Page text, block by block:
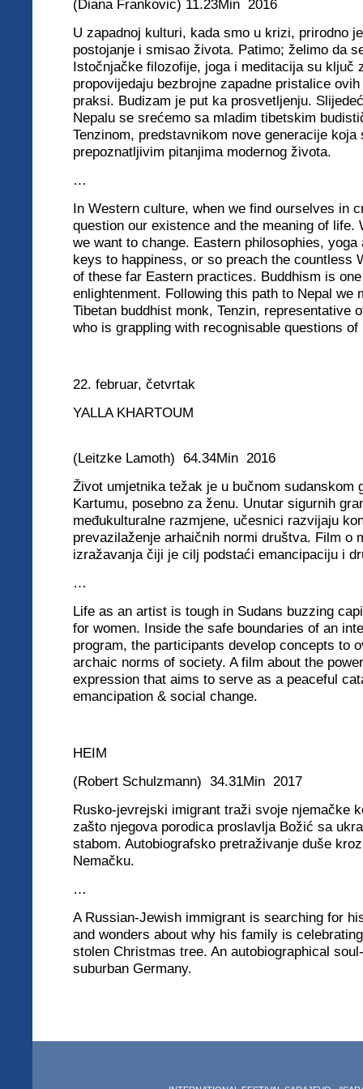
(Diana Frankovic) 11.23Min 2016
U zapadnoj kulturi, kada smo u krizi, prirodno
postojanje i smisao života. Patimo; želimo da
Istočnjačke filozofije, joga i meditacija su ključ
propovijedaju bezbrojne zapadne pristalice
praksi. Budizam je put ka prosvetljenju.
Nepalu se srećemo sa mladim tibetskim
Tenzinom, predstavnikom nove generacije koja
prepoznatljivim pitanjima modernog života.
…
In Western culture, when we find ourselves in
question our existence and the meaning of life.
we want to change. Eastern philosophies, yoga
keys to happiness, or so preach the countless
of these far Eastern practices. Buddhism is
enlightenment. Following this path to Nepal we
Tibetan buddhist monk, Tenzin, representative
who is grappling with recognisable questions of
22. februar, četvrtak
YALLA KHARTOUM
(Leitzke Lamoth) 64.34Min 2016
Život umjetnika težak je u bučnom sudanskom
Kartumu, posebno za ženu. Unutar sigurnih
međukulturalne razmjene, učesnici razvijaju
prevazilaženje arhaičnih normi društva. Film o
izražavanja čiji je cilj podstaći emancipaciju i
…
Life as an artist is tough in Sudans buzzing
for women. Inside the safe boundaries of an
program, the participants develop concepts to
archaic norms of society. A film about the
expression that aims to serve as a peaceful
emancipation & social change.
HEIM
(Robert Schulzmann) 34.31Min 2017
Rusko-jevrejski imigrant traži svoje njemačke
zašto njegova porodica proslavlja Božić sa
stabom. Autobiografsko pretraživanje duše
Nemačku.
…
A Russian-Jewish immigrant is searching for
and wonders about why his family is
stolen Christmas tree. An autobiographical
suburban Germany.